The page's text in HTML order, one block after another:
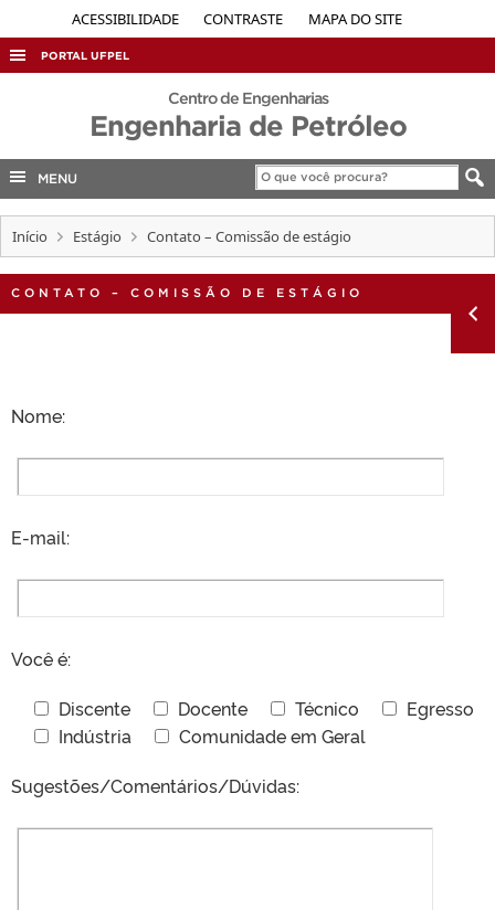
ACESSIBILIDADE CONTRASTE MAPA DO SITE
PORTAL UFPEL
ACESSO À INFORMAÇÃO
AUDITORIA
EDITAIS
Centro de Engenharias
Engenharia de Petróleo
MENU
Início Estágio Contato – Comissão de estágio
CONTATO – COMISSÃO DE ESTÁGIO
Nome:
E-mail:
Você é:
Discente Docente Técnico
Egresso
Indústria
Comunidade em Geral
Sugestões/Comentários/Dúvidas: